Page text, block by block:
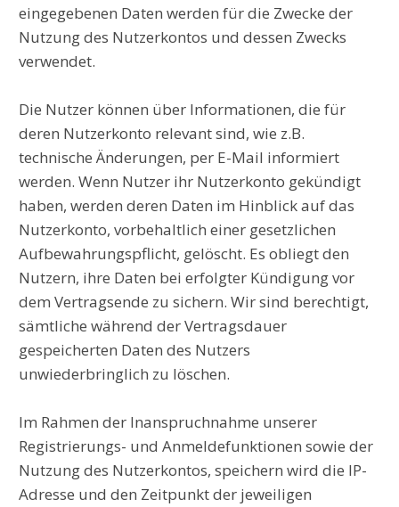
eingegebenen Daten werden für die Zwecke der
Nutzung des Nutzerkontos und dessen Zwecks
verwendet.
Die Nutzer können über Informationen, die für
deren Nutzerkonto relevant sind, wie z.B.
technische Änderungen, per E-Mail informiert
werden. Wenn Nutzer ihr Nutzerkonto gekündigt
haben, werden deren Daten im Hinblick auf das
Nutzerkonto, vorbehaltlich einer gesetzlichen
Aufbewahrungspflicht, gelöscht. Es obliegt den
Nutzern, ihre Daten bei erfolgter Kündigung vor
dem Vertragsende zu sichern. Wir sind berechtigt,
sämtliche während der Vertragsdauer
gespeicherten Daten des Nutzers
unwiederbringlich zu löschen.
Im Rahmen der Inanspruchnahme unserer
Registrierungs- und Anmeldefunktionen sowie der
Nutzung des Nutzerkontos, speichern wird die IP-
Adresse und den Zeitpunkt der jeweiligen